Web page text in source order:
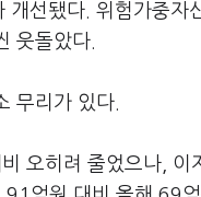
선됐다. 위험가중자
웃돌았다.
무리가 있다.
오히려 줄었으나, 이